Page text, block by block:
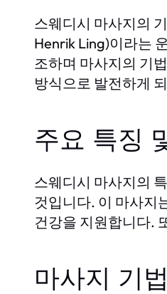
스웨디시 마사지의
Henrik Ling)이라는
조하며 마사지의 기
방식으로 발전하게
주요 특징
스웨디시 마사지의
것입니다. 이 마사지
건강을 지원합니다.
마사지 기